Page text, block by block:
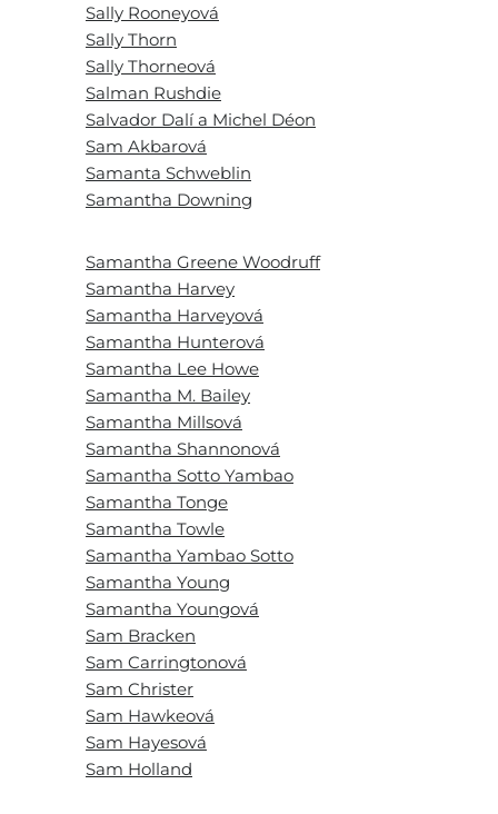
Sally Rooneyová
Sally Thorn
Sally Thorneová
Salman Rushdie
Salvador Dalí a Michel Déon
Sam Akbarová
Samanta Schweblin
Samantha Downing
Samantha Greene Woodruff
Samantha Harvey
Samantha Harveyová
Samantha Hunterová
Samantha Lee Howe
Samantha M. Bailey
Samantha Millsová
Samantha Shannonová
Samantha Sotto Yambao
Samantha Tonge
Samantha Towle
Samantha Yambao Sotto
Samantha Young
Samantha Youngová
Sam Bracken
Sam Carringtonová
Sam Christer
Sam Hawkeová
Sam Hayesová
Sam Holland